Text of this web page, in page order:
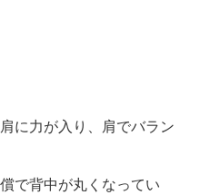
に力が入り、肩でバラン
で背中が丸くなってい